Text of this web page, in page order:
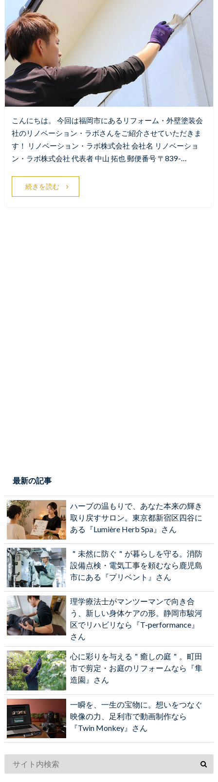
こんにちは。 今回は福岡市にあるリフォーム・外壁塗装会
社のリノベーション・ラボさんをご紹介させていただきま
す！ リノベーション・ラボ株式会社 会社名 リノベーショ
ン・ラボ株式会社 代表者 中山 拓也 郵便番号 〒839-…
続きを読む
最新の記事
ハーブの温もりで、あなた本来の輝き
取り戻すサロン。東京都新宿区四谷に
ある『Lumière Herb Spa』さん
＂未然に防ぐ＂が暮らしを守る。消防
設備点検・電気工事を頼むなら鹿児島
市にある『プリベント』さん
理学療法士がマンツーマンで向き合
う、新しい身体ケアの形。静岡市駿河
区でリハビリなら『T-performance』
さん
心に彩りを与える＂癒しの庭＂。町田
市で剪定・お庭のリフォームなら『隼
造園』さん
一瞬を、一生の宝物に。想いをつなぐ
映像の力、足利市で動画制作なら
『Twin Monkey』さん